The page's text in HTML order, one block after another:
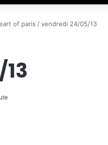
of paris / vendredi 24/05/13